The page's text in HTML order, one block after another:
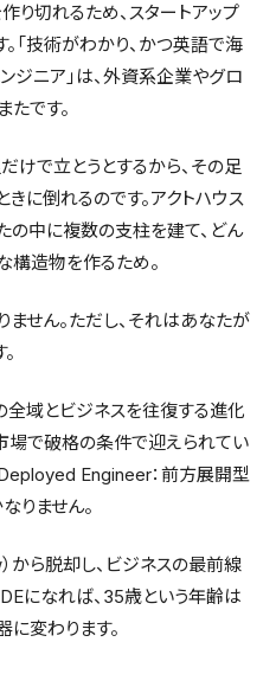
り切れるため、スタートアップ
「技術がわかり、かつ英語で海
ジニア」は、外資系企業やグロ
です。
けで立とうとするから、その足
に倒れるのです。アクトハウス
の中に複数の支柱を建て、どん
造物を作るため。
せん。ただし、それはあなたが
全域とビジネスを往復する進化
場で破格の条件で迎えられてい
Engineer：前方展開型
りません。
から脱却し、ビジネスの最前線
になれば、35歳という年齢は
に変わります。